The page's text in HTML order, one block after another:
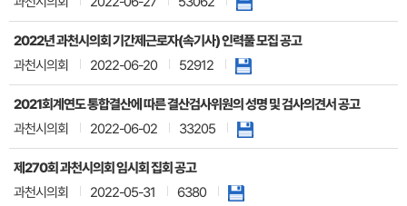
2022년 과천시의회 기간제근로자(속기사) 인력풀 모집 공고
과천시의회
2022-06-20 52912
2021회계연도 통합결산에 따른 결산검사위원의 성명 및 검사의견서 공고
과천시의회
2022-06-02 33205
제270회 과천시의회 임시회 집회 공고
과천시의회
2022-05-31 6380